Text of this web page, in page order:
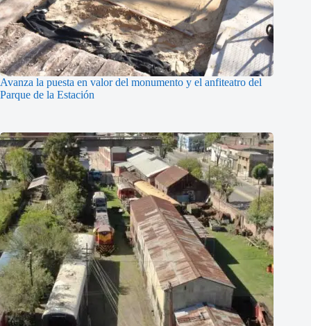
Avanza la puesta en valor del monumento y el anfiteatro del
Parque de la Estación